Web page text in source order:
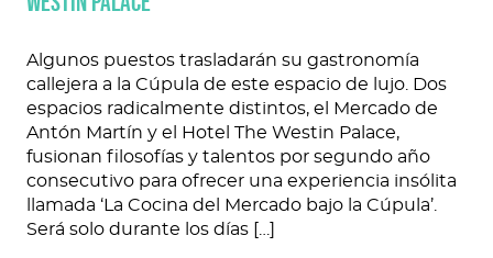
Algunos puestos trasladarán su gastronomía
callejera a la Cúpula de este espacio de lujo. Dos
espacios radicalmente distintos, el Mercado de
Antón Martín y el Hotel The Westin Palace,
fusionan filosofías y talentos por segundo año
consecutivo para ofrecer una experiencia insólita
llamada ‘La Cocina del Mercado bajo la Cúpula’.
Será solo durante los días […]